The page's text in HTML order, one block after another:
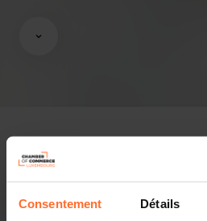
Consentement Détails
Opinions & legislation